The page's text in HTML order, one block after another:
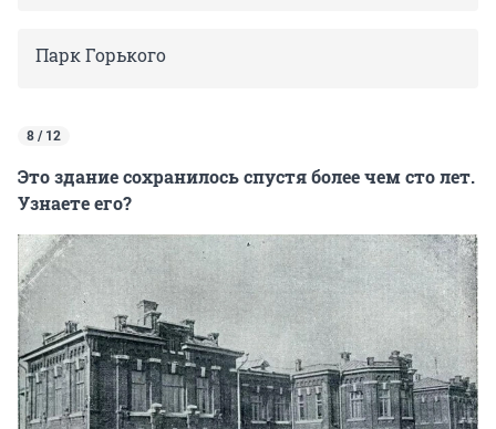
Парк Горького
8 / 12
Это здание сохранилось спустя более чем сто лет.
Узнаете его?